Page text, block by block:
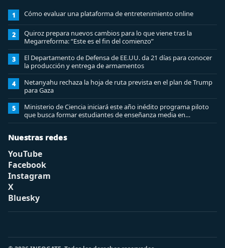
1 Cómo evaluar una plataforma de entretenimiento online
2
Quiroz prepara nuevos cambios para lo que viene tras la
Megarreforma: “Este es el fin del comienzo”
3
El Departamento de Defensa de EE.UU. da 21 días para conocer
la producción y entrega de armamentos
4
Netanyahu rechaza la hoja de ruta prevista en el plan de Trump
para Gaza
5
Ministerio de Ciencia iniciará este año inédito programa piloto
que busca formar estudiantes de enseñanza media en
ciberseguridad
Nuestras redes
YouTube
Facebook
Instagram
X
Bluesky